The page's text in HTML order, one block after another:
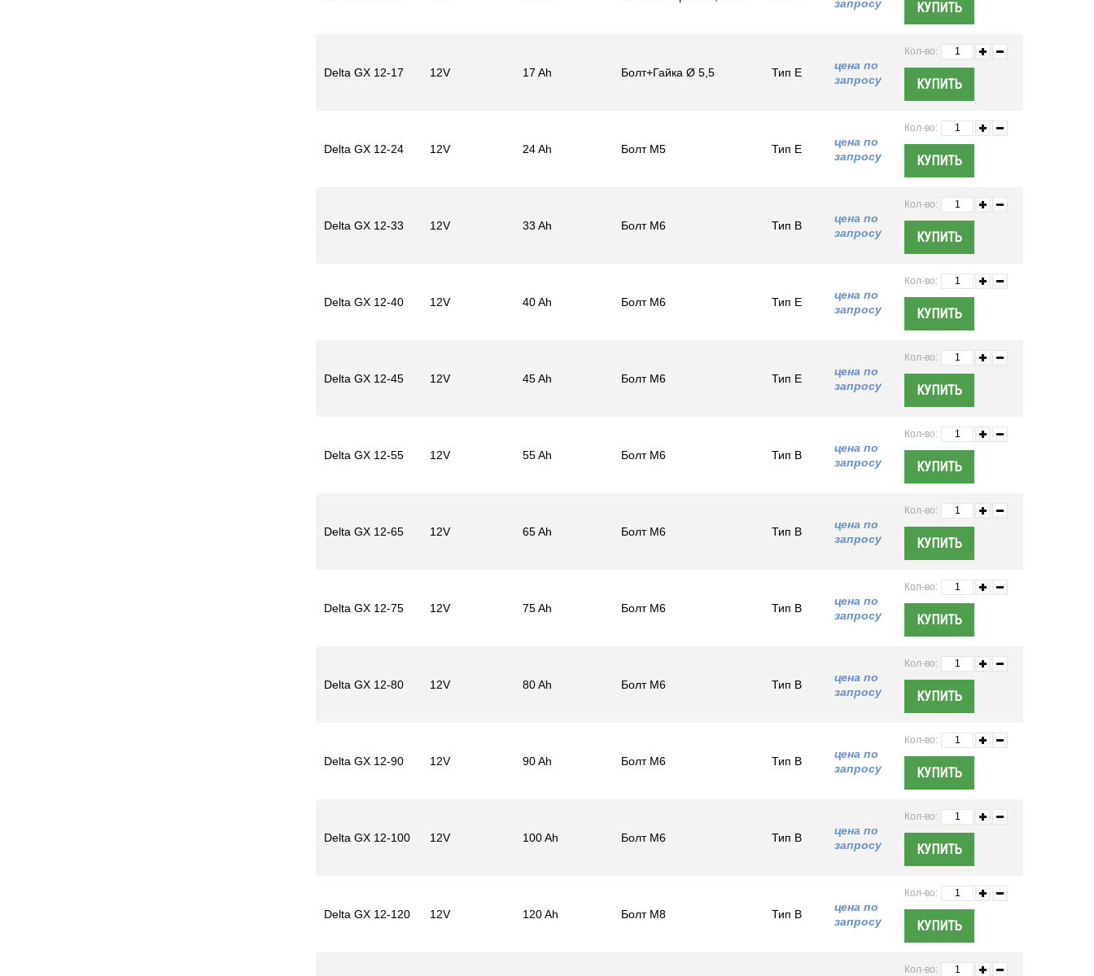
запросу
Delta GX 12-17 12V 17 Ah Болт+Гайка Ø 5,5 Тип E
цена по
запросу
Кол-во:
Delta GX 12-24 12V 24 Ah Болт M5 Тип E
цена по
запросу
Кол-во:
Delta GX 12-33 12V 33 Ah Болт M6 Тип B
цена по
запросу
Кол-во:
Delta GX 12-40 12V 40 Ah Болт M6 Тип E
цена по
запросу
Кол-во:
Delta GX 12-45 12V 45 Ah Болт M6 Тип E
цена по
запросу
Кол-во:
Delta GX 12-55 12V 55 Ah Болт M6 Тип B
цена по
запросу
Кол-во:
Delta GX 12-65 12V 65 Ah Болт M6 Тип B
цена по
запросу
Кол-во:
Delta GX 12-75 12V 75 Ah Болт M6 Тип B
цена по
запросу
Кол-во:
Delta GX 12-80 12V 80 Ah Болт M6 Тип B
цена по
запросу
Кол-во:
Delta GX 12-90 12V 90 Ah Болт M6 Тип B
цена по
запросу
Кол-во:
Delta GX 12-100 12V 100 Ah Болт M6 Тип B
цена по
запросу
Кол-во:
Delta GX 12-120 12V 120 Ah Болт M8 Тип B
цена по
запросу
Кол-во:
Кол-во: